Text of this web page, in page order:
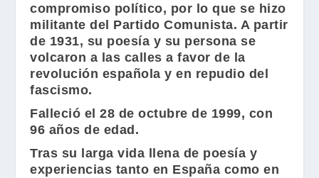
compromiso político, por lo que se hizo
militante del Partido Comunista. A partir
de 1931, su poesía y su persona se
volcaron a las calles a favor de la
revolución española y en repudio del
fascismo.
Falleció el 28 de octubre de 1999, con
96 años de edad.
Tras su larga vida llena de poesía y
experiencias tanto en España como en